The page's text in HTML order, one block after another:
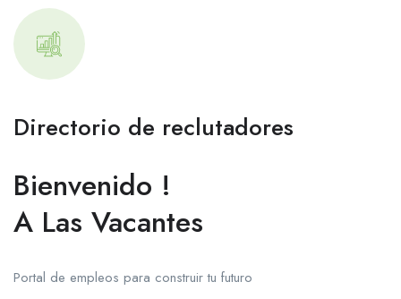
Directorio de reclutadores
Bienvenido !
A Las Vacantes
Portal de empleos para construir tu futuro